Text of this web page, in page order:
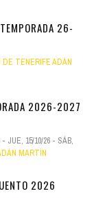
26-
TENERIFE ADÁN
2026-2027
- JUE, 15/10/26 - SÁB,
MARTÍN
2026